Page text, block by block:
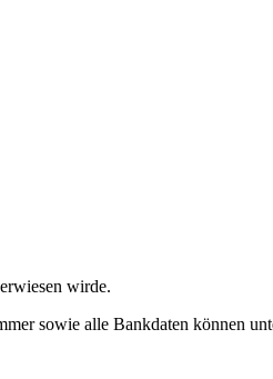
wirde.
sowie alle Bankdaten können